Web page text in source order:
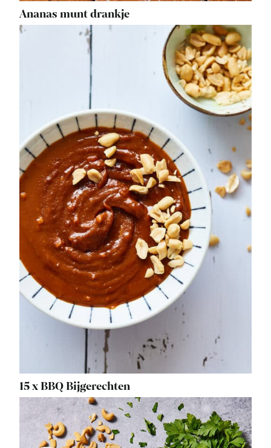
Ananas munt drankje
15 x BBQ Bijgerechten